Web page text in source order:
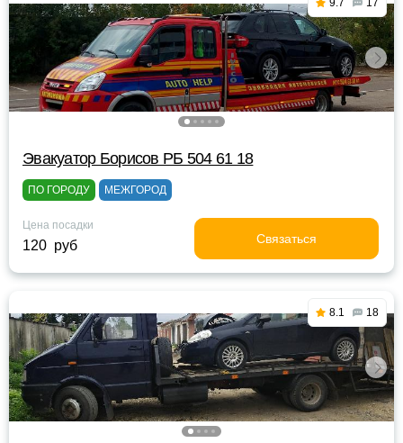
9.7 17
Эвакуатор Борисов РБ 504 61 18
ПО ГОРОДУ МЕЖГОРОД
Цена посадки
120 руб Связаться
8.1 18